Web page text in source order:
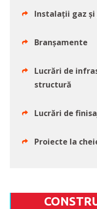
Instalații gaz și
Branșamente
Lucrări de
structură
Lucrări de
Proiecte la